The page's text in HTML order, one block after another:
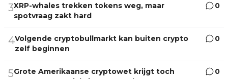
3XRP-whales trekken tokens weg, maar
spotvraag zakt hard
0
4Volgende cryptobullmarkt kan buiten crypto
zelf beginnen
0
5Grote Amerikaanse cryptowet krijgt toch
0